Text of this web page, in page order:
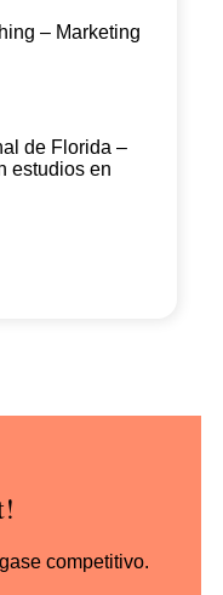
– Marketing
de Florida –
estudios en
competitivo.